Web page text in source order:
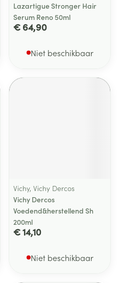
Lazartigue Stronger Hair
Serum Reno 50ml
€ 64,90
Niet beschikbaar
Vichy, Vichy Dercos
Vichy Dercos
Voedend&herstellend Sh
200ml
€ 14,10
Niet beschikbaar